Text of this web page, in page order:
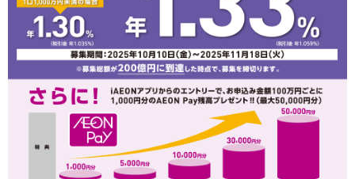
NISA
金銭信託
金銭信託のしくみ
取扱商品一覧
iDeCo・国民年金基金
iDeCo（個人型確定拠出年金）
国民年金基金
ロボアドバイザークラウドファンディング TOP
WealthNavi for イオン銀行（ロボアドバイザー）